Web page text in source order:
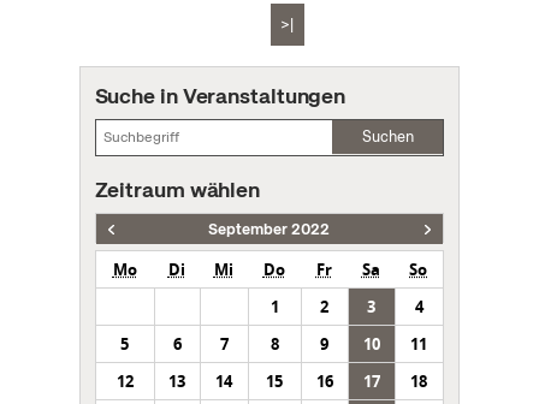
>|
Suche in Veranstaltungen
Suchen
Zeitraum wählen
September 2022
Mo Di Mi Do Fr Sa
So
1
2 3
4
5
6 7 8 9 10
11
12
13 14 15 16 17
18